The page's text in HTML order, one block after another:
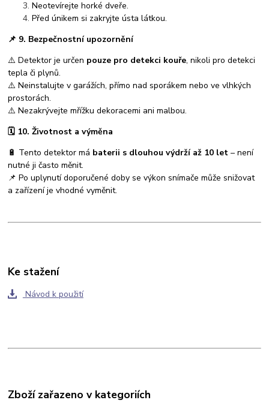
Neotevírejte horké dveře.
Před únikem si zakryjte ústa látkou.
📌 9. Bezpečnostní upozornění
⚠️ Detektor je určen pouze pro detekci kouře, nikoli pro detekci
tepla či plynů.
⚠️ Neinstalujte v garážích, přímo nad sporákem nebo ve vlhkých
prostorách.
⚠️ Nezakrývejte mřížku dekoracemi ani malbou.
🗓️ 10. Životnost a výměna
🔋 Tento detektor má baterii s dlouhou výdrží až 10 let – není
nutné ji často měnit.
📌 Po uplynutí doporučené doby se výkon snímače může snižovat
a zařízení je vhodné vyměnit.
Ke stažení
Návod k použití
Zboží zařazeno v kategoriích